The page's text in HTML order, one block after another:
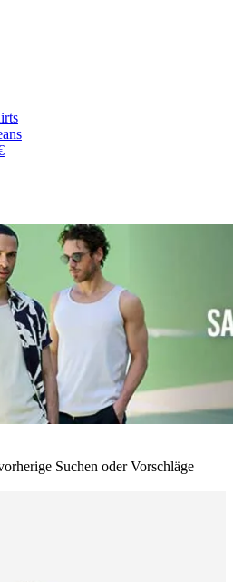
Suchen oder Vorschläge